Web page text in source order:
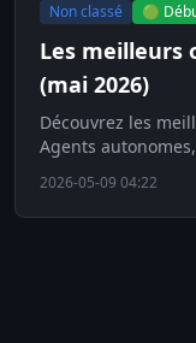
Non classé 🟢
Les meilleurs
(mai 2026)
Découvrez les
Agents
2026-05-09 04:22